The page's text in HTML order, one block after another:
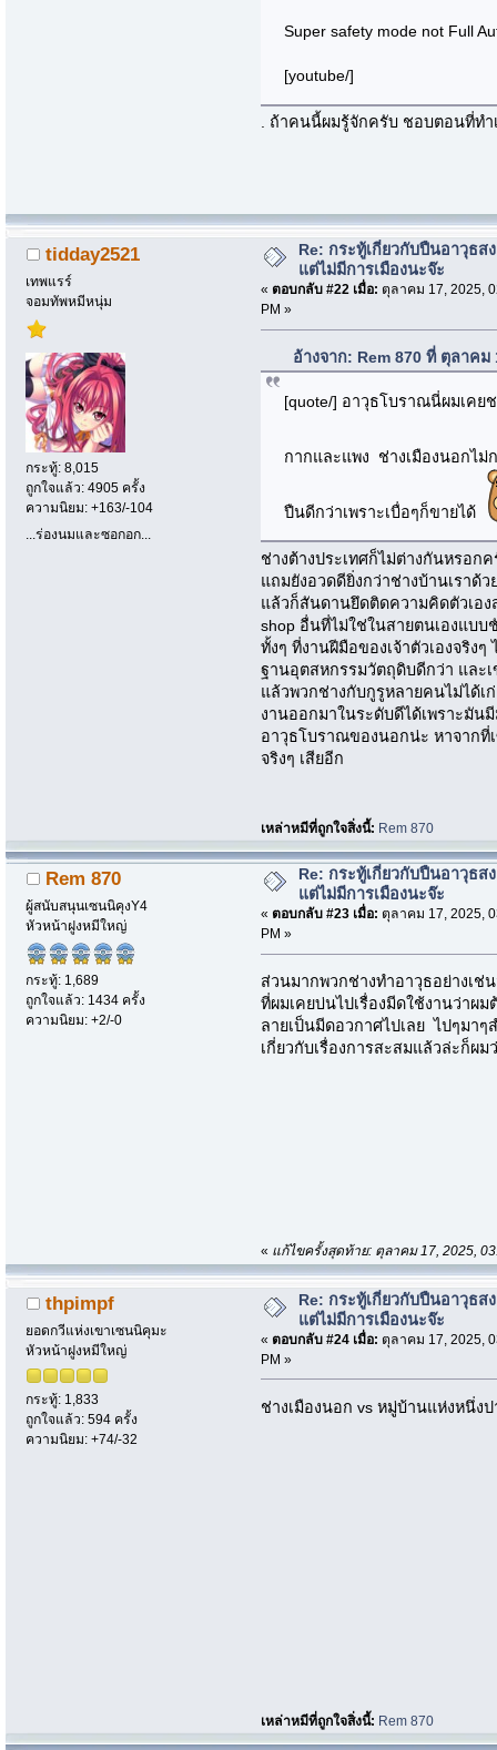
Super safety mode not Full
[youtube/]
. ถ้าคนนี้ผมรู้จักครับ ชอบตอนที่ทำ
tidday2521
เทพแรร์
จอมทัพหมีหนุ่ม
กระทู้: 8,015
ถูกใจแล้ว: 4905 ครั้ง
ความนิยม: +163/-104
...ร่องนมและซอกอก...
Re: กระทู้เกี่ยวกับปืนอาวุธส
แต่ไม่มีการเมืองนะจ๊ะ
« ตอบกลับ #22 เมื่อ: ตุลาคม 17, 2025,
PM »
อ้างจาก: Rem 870 ที่ ตุลาคม
[quote/] อาวุธโบราณนี่ผมเคย
กากและแพง ช่างเมืองนอกไ
ปืนดีกว่าเพราะเบื่อๆก็ขายได้
ช่างต้างประเทศก็ไม่ต่างกันหรอก
แถมยังอวดดียิ่งกว่าช่างบ้านเราด้ว
แล้วก็สันดานยึดติดความคิดตัวเอง
shop อื่นที่ไม่ใช่ในสายตนเองแบบ
ทั้งๆ ที่งานฝีมือของเจ้าตัวเองจริง
ฐานอุตสหกรรมวัตถุดิบดีกว่า และ
แล้วพวกช่างกับกูรูหลายคนไม่ได้เ
งานออกมาในระดับดีได้เพราะมัน
อาวุธโบราณของนอกน่ะ หาจากที่
จริงๆ เสียอีก
เหล่าหมีที่ถูกใจสิ่งนี้: Rem 870
Rem 870
ผู้สนับสนุนเซนนิคุงY4
หัวหน้าฝูงหมีใหญ่
กระทู้: 1,689
ถูกใจแล้ว: 1434 ครั้ง
ความนิยม: +2/-0
Re: กระทู้เกี่ยวกับปืนอาวุธส
แต่ไม่มีการเมืองนะจ๊ะ
« ตอบกลับ #23 เมื่อ: ตุลาคม 17, 2025,
PM »
ส่วนมากพวกช่างทำอาวุธอย่างเ
ที่ผมเคยบ่นไปเรื่องมีดใช้งานว่าผ
ลายเป็นมีดอวกาศไปเลย ไปๆมา
เกี่ยวกับเรื่องการสะสมแล้วล่ะก็ผ
« แก้ไขครั้งสุดท้าย: ตุลาคม 17, 2025,
thpimpf
ยอดกวีแห่งเขาเซนนิคุมะ
หัวหน้าฝูงหมีใหญ่
กระทู้: 1,833
ถูกใจแล้ว: 594 ครั้ง
ความนิยม: +74/-32
Re: กระทู้เกี่ยวกับปืนอาวุธส
แต่ไม่มีการเมืองนะจ๊ะ
« ตอบกลับ #24 เมื่อ: ตุลาคม 17, 2025,
PM »
ช่างเมืองนอก vs หมู่บ้านแห่งหนึ่ง
เหล่าหมีที่ถูกใจสิ่งนี้: Rem 870